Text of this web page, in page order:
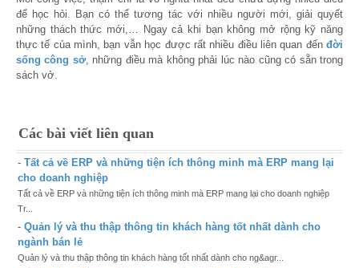
để học hỏi. Bạn có thể tương tác với nhiều người mới, giải quyết
những thách thức mới,… Ngay cả khi bạn không mở rộng kỹ năng
thực tế của mình, bạn vẫn học được rất nhiều điều liên quan đến đời
sống công sở, những điều mà không phải lúc nào cũng có sẵn trong
sách vở.
Các bài viết liên quan
- Tất cả về ERP và những tiện ích thông minh mà ERP mang lại
cho doanh nghiệp
Tất cả về ERP và những tiện ích thông minh mà ERP mang lại cho doanh nghiệp
Tr...
- Quản lý và thu thập thông tin khách hàng tốt nhất dành cho
ngành bán lẻ
Quản lý và thu thập thông tin khách hàng tốt nhất dành cho ng&agr...